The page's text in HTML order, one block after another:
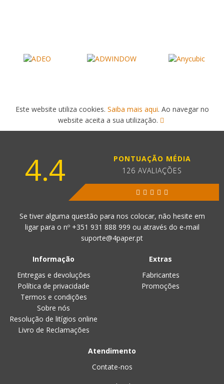
Este website utiliza cookies. Saiba mais aqui. Ao navegar no
website aceita a sua utilização.
4.4
PONTUAÇÃO MÉDIA
126 AVALIAÇÕES
Se tiver alguma questão para nos colocar, não hesite em
ligar para o nº +351 931 888 999 ou através do e-mail
suporte@4paper.pt
Informação
Entregas e devoluções
Política de privacidade
Termos e condições
Sobre nós
Resolução de litígios online
Livro de Reclamações
Extras
Fabricantes
Promoções
Atendimento
Contate-nos